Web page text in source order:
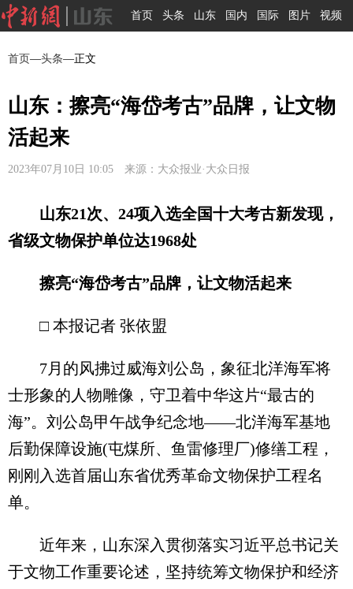
首页 头条 山东 国内 国际 图片 视频
首页—头条—正文
山东：擦亮“海岱考古”品牌，让文物
活起来
2023年07月10日 10:05 来源：大众报业·大众日报
山东21次、24项入选全国十大考古新发现，
省级文物保护单位达1968处
擦亮“海岱考古”品牌，让文物活起来
□ 本报记者 张依盟
7月的风拂过威海刘公岛，象征北洋海军将
士形象的人物雕像，守卫着中华这片“最古的
海”。刘公岛甲午战争纪念地——北洋海军基地
后勤保障设施(屯煤所、鱼雷修理厂)修缮工程，
刚刚入选首届山东省优秀革命文物保护工程名
单。
近年来，山东深入贯彻落实习近平总书记关
于文物工作重要论述，坚持统筹文物保护和经济